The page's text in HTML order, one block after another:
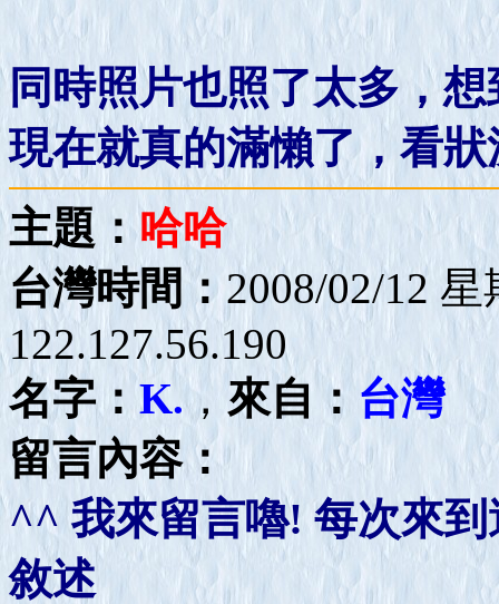
同時照片也照了太多，
現在就真的滿懶了，看
主題：哈哈
台灣時間：2008/02/12
122.127.56.190
名字：K.， 來自： 台灣
留言內容：
^^ 我來留言嚕! 每次來
敘述